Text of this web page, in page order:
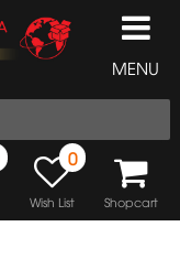
MENU
0
Wish List Shopcart